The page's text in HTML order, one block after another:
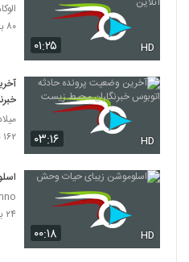
۰۱:۲۵ HD
۸۰ بازدید
۰۳:۱۶ HD
۱۶۲ بازدید
۰۰:۱۸ HD
۲۴ بازدید